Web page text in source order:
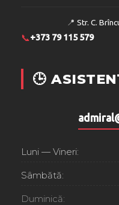
📍 Str. C.
📞+373 79 115 579
🕒
Luni — Vineri:
Sâmbătă:
Duminică: